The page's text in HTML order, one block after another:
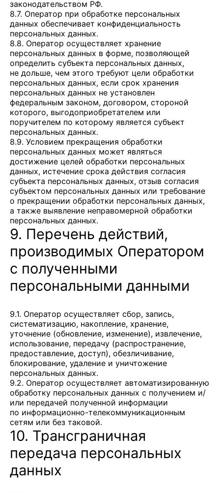
законодательством РФ.
8.7. Оператор при обработке персональных
данных обеспечивает конфиденциальность
персональных данных.
8.8. Оператор осуществляет хранение
персональных данных в форме, позволяющей
определить субъекта персональных данных,
не дольше, чем этого требуют цели обработки
персональных данных, если срок хранения
персональных данных не установлен
федеральным законом, договором, стороной
которого, выгодоприобретателем или
поручителем по которому является субъект
персональных данных.
8.9. Условием прекращения обработки
персональных данных может являться
достижение целей обработки персональных
данных, истечение срока действия согласия
субъекта персональных данных, отзыв согласия
субъектом персональных данных или требование
о прекращении обработки персональных данных,
а также выявление неправомерной обработки
персональных данных.
9. Перечень действий,
производимых Оператором
с полученными
персональными данными
9.1. Оператор осуществляет сбор, запись,
систематизацию, накопление, хранение,
уточнение (обновление, изменение), извлечение,
использование, передачу (распространение,
предоставление, доступ), обезличивание,
блокирование, удаление и уничтожение
персональных данных.
9.2. Оператор осуществляет автоматизированную
обработку персональных данных с получением и/
или передачей полученной информации
по информационно-телекоммуникационным
сетям или без таковой.
10. Трансграничная
передача персональных
данных